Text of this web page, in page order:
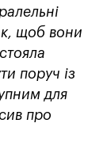
щоб вони
поруч із
для
про